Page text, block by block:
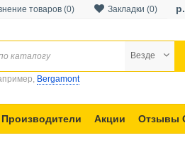
р.
Закладки (0)
товаров (0)
Везде
Bergamont
Производители Акции Отзывы